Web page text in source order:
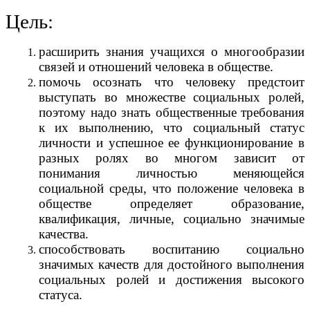
Цель:
расширить знания учащихся о многообразии
связей и отношений человека в обществе.
помочь осознать что человеку предстоит
выступать во множестве социальных ролей,
поэтому надо знать общественные требования
к их выполнению, что социальный статус
личности и успешное ее функционирование в
разных ролях во многом зависит от
понимания личностью меняющейся
социальной среды, что положение человека в
обществе определяет образование,
квалификация, личные, социально значимые
качества.
способствовать воспитанию социально
значимых качеств для достойного выполнения
социальных ролей и достижения высокого
статуса.